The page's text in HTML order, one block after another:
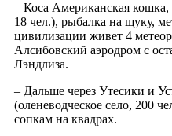
– Коса Американская
18 чел.), рыбалка на щуку,
цивилизации живет 4
Алсибовский аэродром с
Лэндлиза.
– Дальше через Утесики и
(оленеводческое село, 200
сопкам на квадрах.